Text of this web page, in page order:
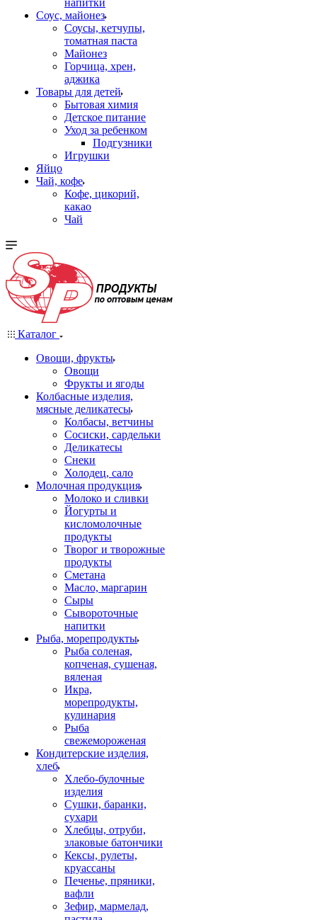
напитки
Соус, майонез
Соусы, кетчупы,
томатная паста
Майонез
Горчица, хрен,
аджика
Товары для детей
Бытовая химия
Детское питание
Уход за ребенком
Подгузники
Игрушки
Яйцо
Чай, кофе
Кофе, цикорий,
какао
Чай
Каталог
Овощи, фрукты
Овощи
Фрукты и ягоды
Колбасные изделия,
мясные деликатесы
Колбасы, ветчины
Сосиски, сардельки
Деликатесы
Снеки
Холодец, сало
Молочная продукция
Молоко и сливки
Йогурты и
кисломолочные
продукты
Творог и творожные
продукты
Сметана
Масло, маргарин
Сыры
Сывороточные
напитки
Рыба, морепродукты
Рыба соленая,
копченая, сушеная,
вяленая
Икра,
морепродукты,
кулинария
Рыба
свежемороженая
Кондитерские изделия,
хлеб
Хлебо-булочные
изделия
Сушки, баранки,
сухари
Хлебцы, отруби,
злаковые батончики
Кексы, рулеты,
круассаны
Печенье, пряники,
вафли
Зефир, мармелад,